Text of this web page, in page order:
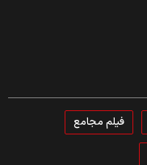
فیلم مجامع